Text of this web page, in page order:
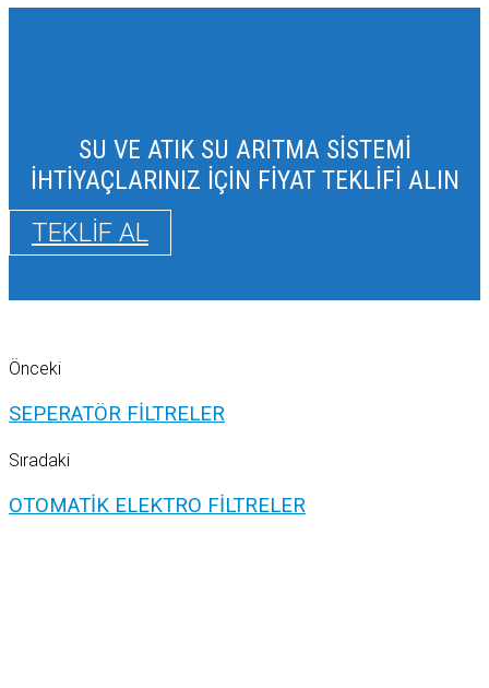
SU VE ATIK SU ARITMA SİSTEMİ
İHTİYAÇLARINIZ İÇİN FİYAT TEKLİFİ ALIN
TEKLİF AL
Önceki
SEPERATÖR FİLTRELER
Sıradaki
OTOMATİK ELEKTRO FİLTRELER